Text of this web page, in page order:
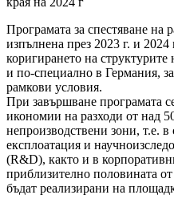
Програмата за спестяване на
изпълнена през 2023 г. и 2024
коригирането на
и по-специално в Германия,
рамкови условия.
При завършване програмата
икономии на разходи от над
непроизводствени зони, т.е. в
експлоатация и
(R&D), както и в
приблизително половината
бъдат реализирани на